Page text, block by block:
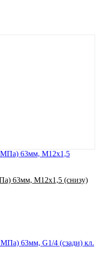
63мм, М12x1,5 (снизу)